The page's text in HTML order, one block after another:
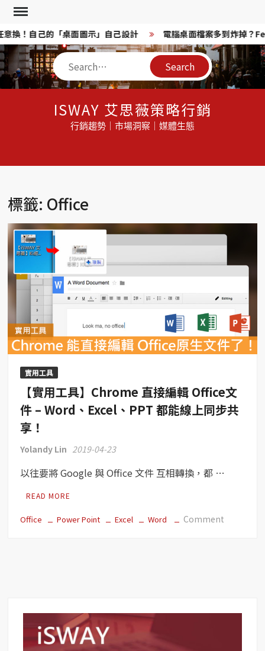
Skip
content
換！自己的「桌面圖示」自己設計 電腦桌面檔案多到炸掉？
Search
ISWAY 艾思薇策略行銷
行銷趨勢｜市場洞察｜媒體生態
標籤: Office
實用工具
【實用工具】Chrome 直接編輯 Office文
件 – Word、Excel、PPT 都能線上同步共
享！
Yolandy Lin 2019-04-23
以往要將 Google 與 Office 文件 互相轉換，都 …
READ MORE
Office Power Point Excel Word Comment
接